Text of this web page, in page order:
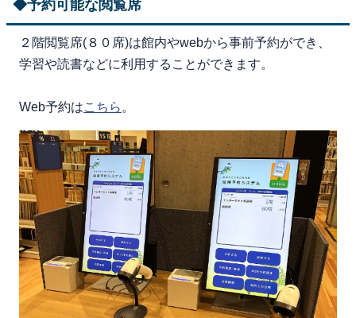
◆予約可能な閲覧席
２階閲覧席(８０席)は館内やwebから事前予約ができ、
学習や読書などに利用することができます。
Web予約はこちら 。